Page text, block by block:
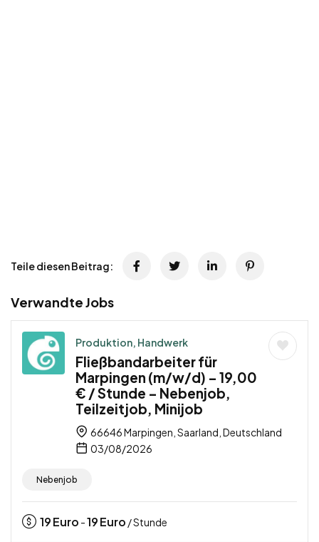
Teile diesen Beitrag:
Verwandte Jobs
Produktion, Handwerk
Fließbandarbeiter für
Marpingen (m/w/d) – 19,00
€ / Stunde – Nebenjob,
Teilzeitjob, Minijob
66646 Marpingen, Saarland, Deutschland
03/08/2026
Nebenjob
19Euro -19Euro / Stunde